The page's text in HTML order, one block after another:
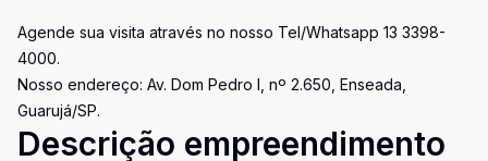
Agende sua visita através no nosso Tel/Whatsapp 13 3398-
4000.
Nosso endereço: Av. Dom Pedro I, nº 2.650, Enseada,
Guarujá/SP.
Descrição empreendimento